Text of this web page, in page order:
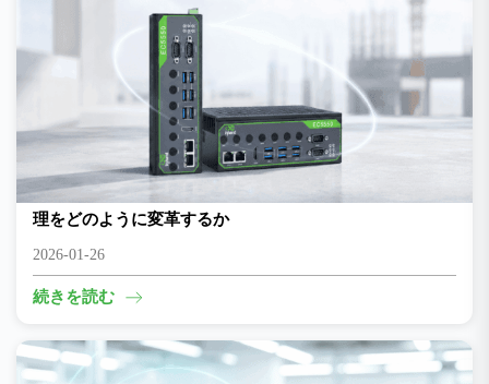
AIが現場での意思決定を通じて大規模建設現場の安全管
理をどのように変革するか
2026-01-26
続きを読む